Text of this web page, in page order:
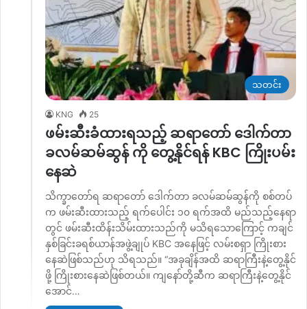
သတင်း
KNG 25
ဖမ်းဆီးခံထားရသည့် ဆရာတော် ဒေါက်တာ
ခလမ်ဆမ်ဆွန် ကို တွေ့နိုင်ရန် KBC ကြိုးပမ်း
နေဆဲ
သိက္ခာတော်ရ ဆရာတော် ဒေါက်တာ ခလမ်ဆမ်ဆွန်ကို စစ်တပ်
က ဖမ်းဆီးထားသည့် ရက်ပေါင်း ၁၀ ရက်အထိ မည်သည့်နေရာ
တွင် ဖမ်းဆီးထိန်းသိမ်းထားသည်ကို မသိရသောကြောင့် ကချင်
နှစ်ခြင်းခရစ်ယာန်အဖွဲ့ချုပ် KBC အနေဖြင့် လမ်းစရှာ ကြိုးစား
နေဆဲဖြစ်သည်ဟု သိရသည်။ “အခုချိန်အထိ ဆရာကြီးနဲ့တွေ့နိုင်
ဖို့ ကြိုးစားနေဆဲဖြစ်တယ်။ ကျနော်တို့ဆီက ဆရာကြီးနဲ့တွေ့နိုင်
အောင်…